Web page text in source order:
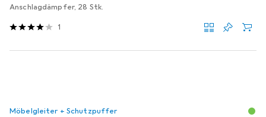
Anschlagdämpfer, 28 Stk.
1
Möbelgleiter + Schutzpuffer